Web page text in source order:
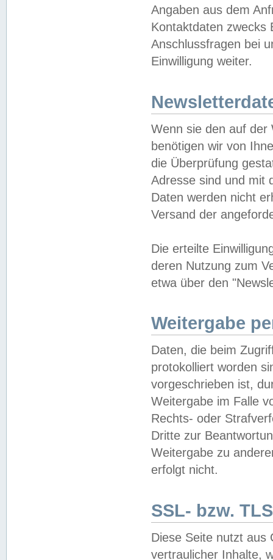
Angaben aus dem
Kontaktdaten zwecks
Anschlussfragen bei
Einwilligung weiter.
Wenn sie den auf der
benötigen wir von
die Überprüfung
Adresse sind und mit
Daten werden nicht
Versand der
Die erteilte
deren Nutzung zum
etwa über den
Weitergabe
Daten, die beim
protokolliert worden
vorgeschrieben ist,
Weitergabe im Falle
Rechts- oder
Dritte zur
Weitergabe zu
erfolgt nicht.
SSL- bzw.
Diese Seite nutzt aus
vertraulicher Inhalte,